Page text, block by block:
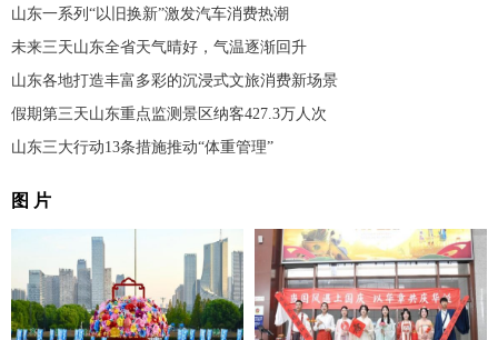
山东一系列“以旧换新”激发汽车消费热潮
未来三天山东全省天气晴好，气温逐渐回升
山东各地打造丰富多彩的沉浸式文旅消费新场景
假期第三天山东重点监测景区纳客427.3万人次
山东三大行动13条措施推动“体重管理”
图 片